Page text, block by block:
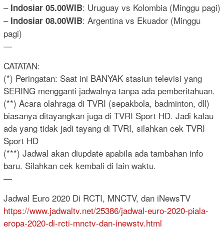
– Indosiar 05.00WIB: Uruguay vs Kolombia (Minggu pagi)
– Indosiar 08.00WIB: Argentina vs Ekuador (Minggu
pagi)
—
CATATAN:
(*) Peringatan: Saat ini BANYAK stasiun televisi yang
SERING mengganti jadwalnya tanpa ada pemberitahuan.
(**) Acara olahraga di TVRI (sepakbola, badminton, dll)
biasanya ditayangkan juga di TVRI Sport HD. Jadi kalau
ada yang tidak jadi tayang di TVRI, silahkan cek TVRI
Sport HD
(***) Jadwal akan diupdate apabila ada tambahan info
baru. Silahkan cek kembali di lain waktu.
—
Jadwal Euro 2020 Di RCTI, MNCTV, dan iNewsTV
https://www.jadwaltv.net/25386/jadwal-euro-2020-piala-
eropa-2020-di-rcti-mnctv-dan-inewstv.html